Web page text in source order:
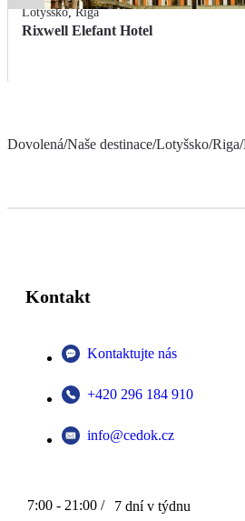
Lotyšsko,Riga
Rixwell Elefant Hotel
Dovolená/Naše destinace/Lotyšsko/Riga/
Kontakt
Kontaktujte nás
+420 296 184 910
info@cedok.cz
7:00 - 21:00 / 7 dní v týdnu